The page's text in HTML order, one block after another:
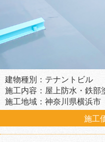
建物種別：テナントビル
施工内容：屋上防水・鉄部
施工地域：神奈川県横浜市
施工